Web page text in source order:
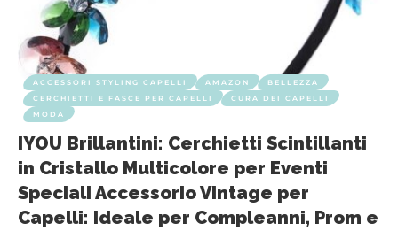
ACCESSORI STYLING CAPELLI AMAZON
BELLEZZA
CERCHIETTI E FASCE PER CAPELLI
CURA DEI CAPELLI
MODA
IYOU Brillantini: Cerchietti Scintillanti
in Cristallo Multicolore per Eventi
Speciali Accessorio Vintage per
Capelli: Ideale per Compleanni, Prom e